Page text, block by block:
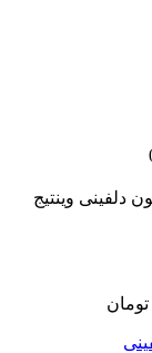
تومان